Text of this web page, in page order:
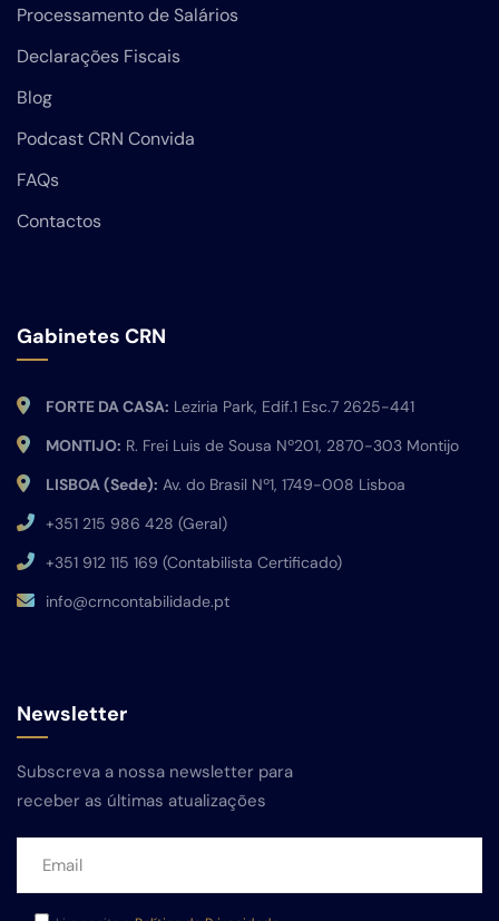
Processamento de Salários
Declarações Fiscais
Blog
Podcast CRN Convida
FAQs
Contactos
Gabinetes CRN
FORTE DA CASA: Leziria Park, Edif.1 Esc.7 2625-441
MONTIJO: R. Frei Luis de Sousa Nº201, 2870-303 Montijo
LISBOA (Sede): Av. do Brasil Nº1, 1749-008 Lisboa
+351 215 986 428 (Geral)
+351 912 115 169 (Contabilista Certificado)
info@crncontabilidade.pt
Newsletter
Subscreva a nossa newsletter para
receber as últimas atualizações